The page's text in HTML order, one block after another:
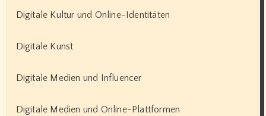
Digitale Kultur und Online-Identitäten
Digitale Kunst
Digitale Medien und Influencer
Digitale Medien und Online-Plattformen